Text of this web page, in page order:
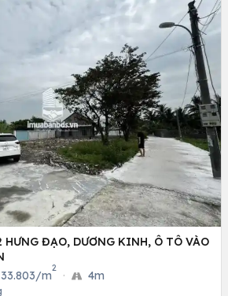
ĐẠO, DƯƠNG KINH, Ô TÔ VÀO
33.803/m
2
· 4m